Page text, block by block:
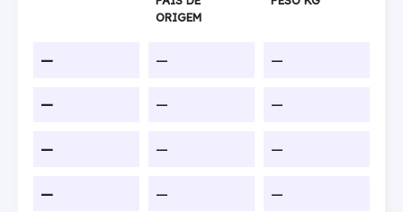
ORIGEM
— — —
— — —
— — —
— — —